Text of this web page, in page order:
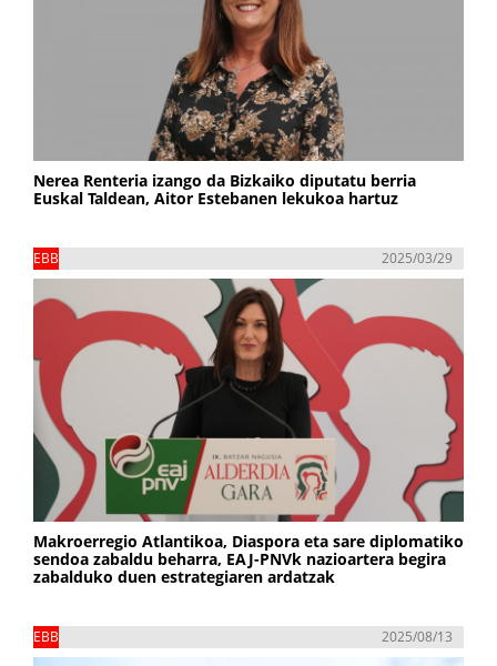
Nerea Renteria izango da Bizkaiko diputatu berria
Euskal Taldean, Aitor Estebanen lekukoa hartuz
EBB 2025/03/29
Makroerregio Atlantikoa, Diaspora eta sare diplomatiko
sendoa zabaldu beharra, EAJ-PNVk nazioartera begira
zabalduko duen estrategiaren ardatzak
EBB 2025/08/13